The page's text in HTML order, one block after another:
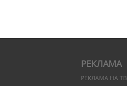
РЕКЛАМА
РЕКЛАМА НА ТВ